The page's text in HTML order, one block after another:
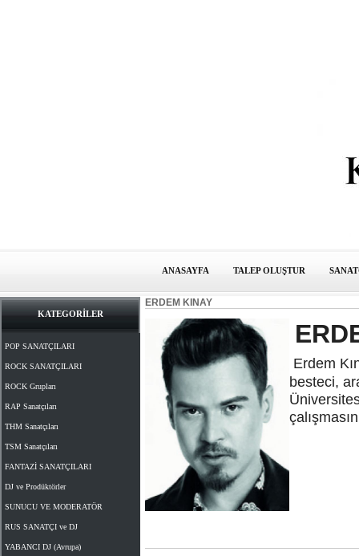
ANASAYFA TALEP OLUŞTUR
KATEGORİLER
POP SANATÇILARI
ROCK SANATÇILARI
ROCK Grupları
RAP Sanatçıları
THM Sanatçıları
TSM Sanatçıları
FANTAZİ SANATÇILARI
DJ ve Prodüktörler
SUNUCU VE MODERATÖR
RUS SANATÇI ve DJ
YABANCI DJ (Avrupa)
ERDEM KINAY
Erdem
besteci,